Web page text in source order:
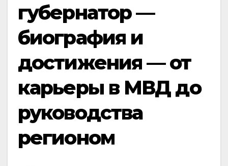
губернатор —
биография и
достижения — от
карьеры в МВД до
руководства
регионом